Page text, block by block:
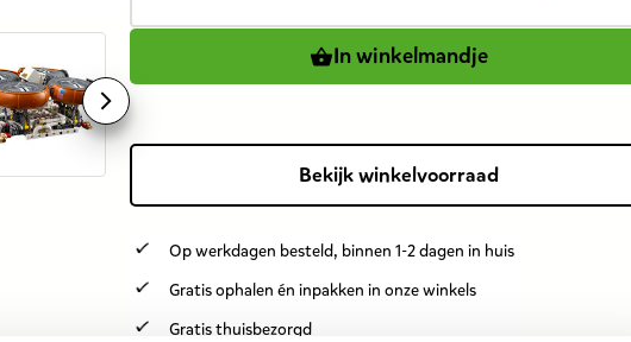
In winkelmandje
Bekijk winkelvoorraad
Op werkdagen besteld, binnen 1-2 dagen in huis
Gratis ophalen én inpakken in onze winkels
Gratis thuisbezorgd